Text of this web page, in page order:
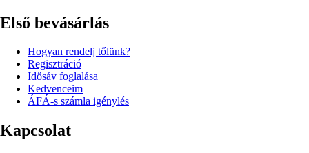
Első bevásárlás
Hogyan rendelj tőlünk?
Regisztráció
Idősáv foglalása
Kedvenceim
ÁFÁ-s számla igénylés
Kapcsolat